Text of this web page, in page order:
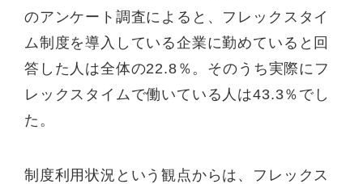
のアンケート調査によると、フレックスタイ
ム制度を導入している企業に勤めていると回
答した人は全体の22.8％。そのうち実際にフ
レックスタイムで働いている人は43.3％でし
た。
制度利用状況という観点からは、フレックス